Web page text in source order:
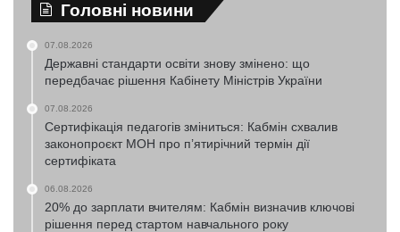
Головні новини
07.08.2026
Державні стандарти освіти знову змінено: що
передбачає рішення Кабінету Міністрів України
07.08.2026
Сертифікація педагогів зміниться: Кабмін схвалив
законопроєкт МОН про п’ятирічний термін дії
сертифіката
06.08.2026
20% до зарплати вчителям: Кабмін визначив ключові
рішення перед стартом навчального року